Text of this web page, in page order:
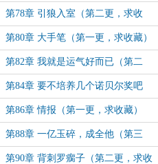
更，求收藏）
第78章 引狼入室（第二更，求收
藏）
第80章 大手笔（第一更，求收藏）
第82章 我就是运气好而已（第二
更，求收藏）
第84章 要不培养几个诺贝尔奖吧
（第二更，求收藏）
第86章 情报（第一更，求收藏）
第88章 一亿玉碎，成全他（第三
更，求收藏）
第90章 背刺罗瘸子（第二更，求收